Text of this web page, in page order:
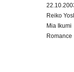
Reiko
Mia Ikumi
Romance